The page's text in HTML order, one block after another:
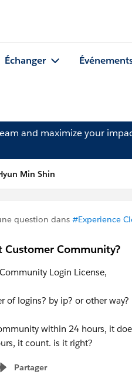
Échanger
and maximize your
Min Shin
question dans #Experience
Community?
Login License,
of logins? by ip? or other way?
within 24 hours, it
it count. is it right?
Partager
Show menu